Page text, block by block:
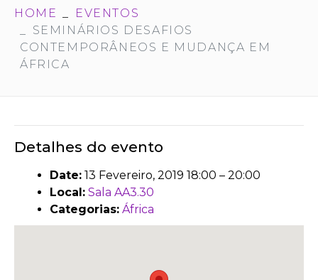
HOME
EVENTOS
SEMINÁRIOS DESAFIOS
CONTEMPORÂNEOS E MUDANÇA EM
ÁFRICA
Detalhes do evento
Date: 13 Fevereiro, 2019 18:00 – 20:00
Local: Sala AA3.30
Categorias: África